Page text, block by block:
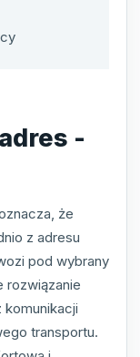
-
że
z adresu
pod wybrany
rozwiązanie
transportu.